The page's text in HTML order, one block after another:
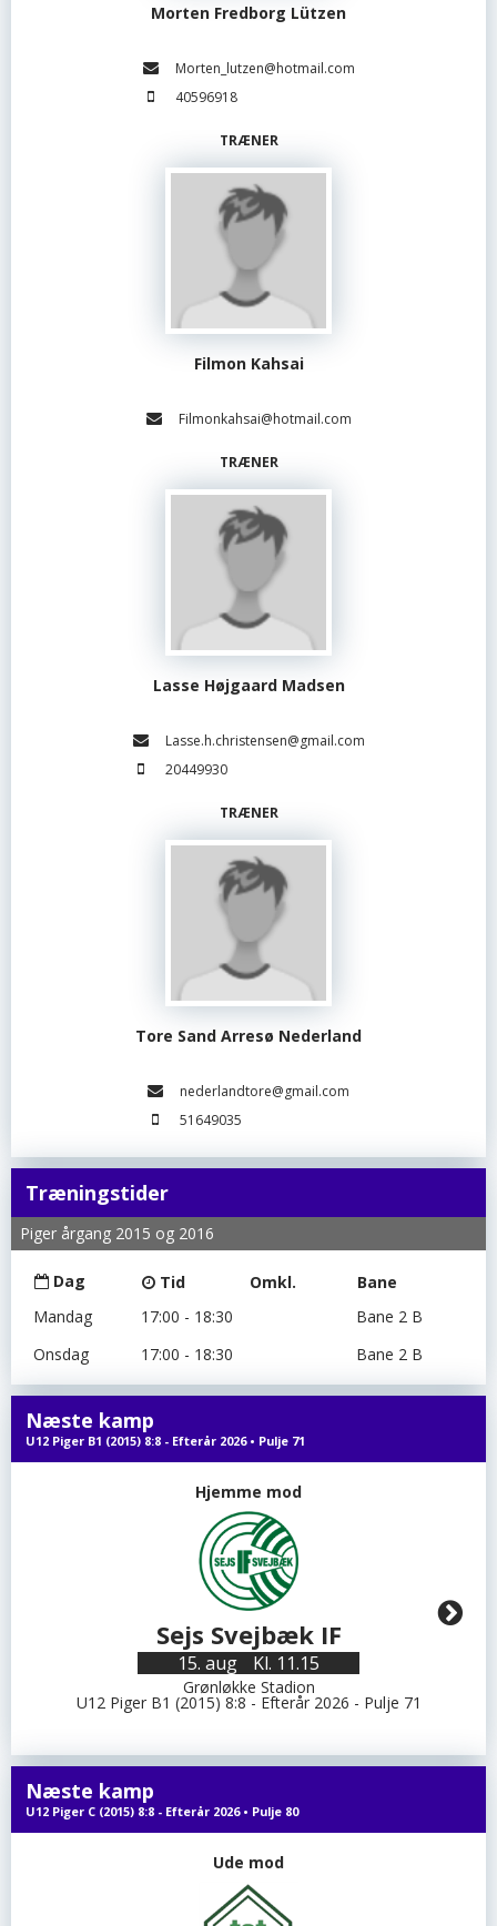
Morten Fredborg Lützen
Morten_lutzen@hotmail.com
40596918
TRÆNER
Filmon Kahsai
Filmonkahsai@hotmail.com
TRÆNER
Lasse Højgaard Madsen
Lasse.h.christensen@gmail.com
20449930
TRÆNER
Tore Sand Arresø Nederland
nederlandtore@gmail.com
51649035
Træningstider
Piger årgang 2015 og 2016
Dag Tid Omkl.
Bane
Mandag
17:00 - 18:30
Bane 2 B
Onsdag
17:00 - 18:30 Bane 2 B
Næste kamp
U12 Piger B1 (2015) 8:8 - Efterår 2026 • Pulje 71
Hjemme mod
Sejs Svejbæk IF
15. aug Kl. 11.15
Grønløkke Stadion
U12 Piger B1 (2015) 8:8 - Efterår 2026 - Pulje 71
Næste kamp
U12 Piger C (2015) 8:8 - Efterår 2026 • Pulje 80
Ude mod